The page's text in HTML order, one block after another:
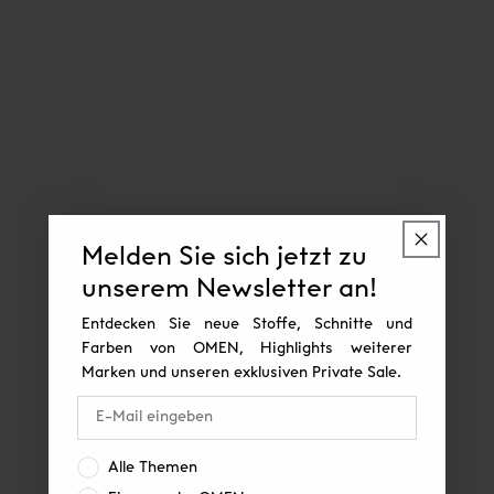
Melden Sie sich jetzt zu
unserem Newsletter an!
Entdecken Sie neue Stoffe, Schnitte und
Farben von OMEN, Highlights weiterer
Marken und unseren exklusiven Private Sale.
Interesse:
Alle Themen